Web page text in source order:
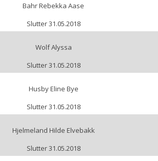
Bahr Rebekka Aase
Slutter 31.05.2018
Wolf Alyssa
Slutter 31.05.2018
Husby Eline Bye
Slutter 31.05.2018
Hjelmeland Hilde Elvebakk
Slutter 31.05.2018